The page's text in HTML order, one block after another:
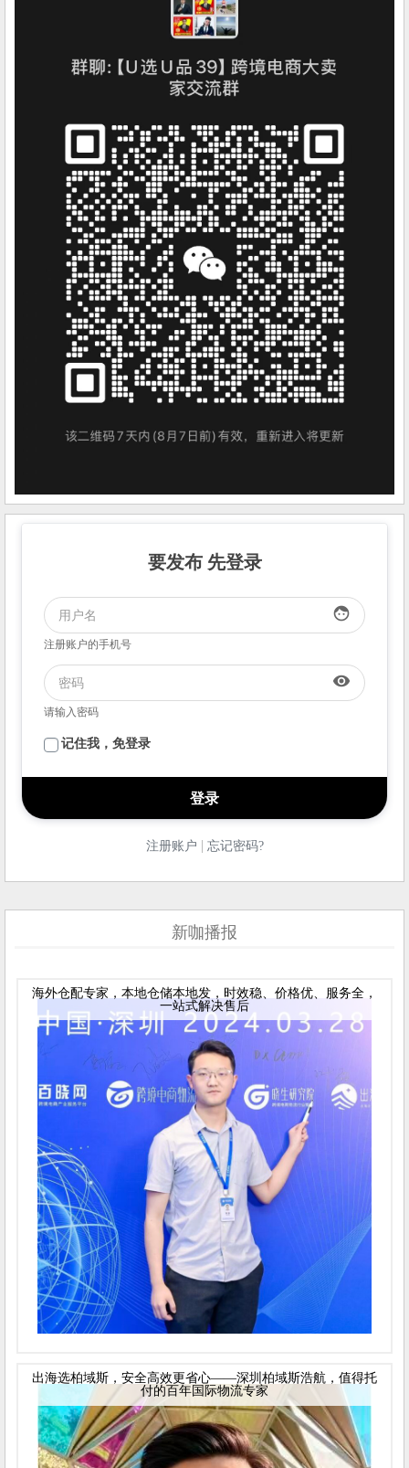
要发布 先登录
face
注册账户的手机号
visibility
请输入密码
记住我，免登录
注册账户 | 忘记密码?
新咖播报
海外仓配专家，本地仓储本地发，时效稳、价格优、服务全，
一站式解决售后
出海选柏域斯，安全高效更省心——深圳柏域斯浩航，值得托
付的百年国际物流专家